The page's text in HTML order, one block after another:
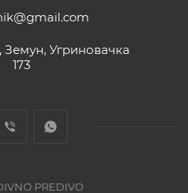
Земун, Угриновачка
173
PREDIVO